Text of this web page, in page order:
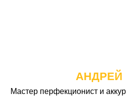
АНДРЕЙ
Мастер перфекционист и